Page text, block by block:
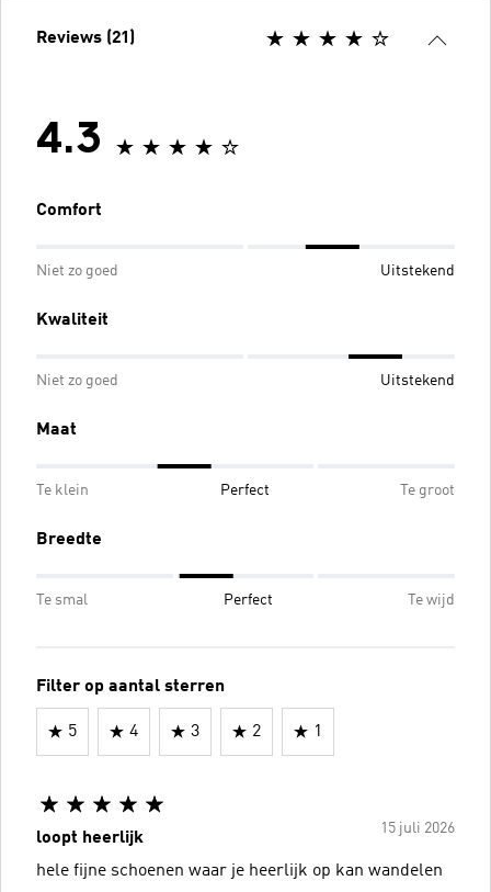
Reviews (21)
4.3
Comfort
Niet zo goed Uitstekend
Kwaliteit
Niet zo goed Uitstekend
Maat
Te klein Perfect Te groot
Breedte
Te smal Perfect Te wijd
Filter op aantal sterren
5 4 3 2 1
15 juli 2026
loopt heerlijk
hele fijne schoenen waar je heerlijk op kan wandelen